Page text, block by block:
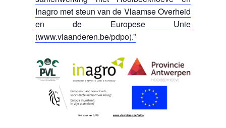
Inagro met steun van de Vlaamse Overheid
en de Europese Unie
(www.vlaanderen.be/pdpo).”